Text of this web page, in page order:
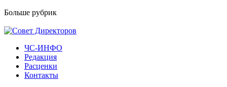
Больше рубрик
ЧС-ИНФО
Редакция
Расценки
Контакты